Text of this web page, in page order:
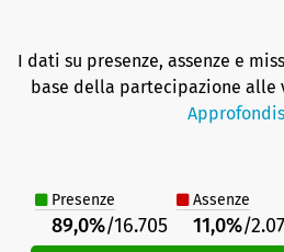
I dati su presenze, assenze e
base della partecipazione
Presenze Assenze
89,0%/16.705 11,0%/